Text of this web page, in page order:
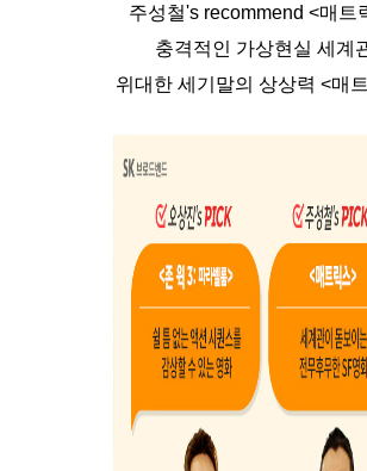
주성철's recommend <매트
충격적인 가상현실 세계
위대한 세기말의 상상력 <매